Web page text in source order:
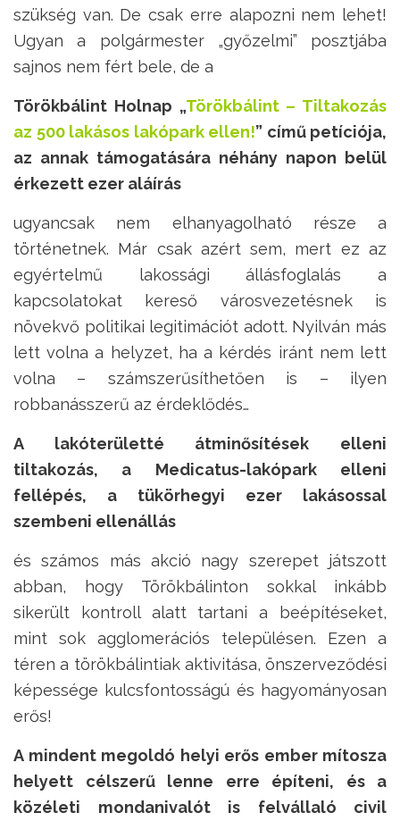
szükség van. De csak erre alapozni nem lehet!
Ugyan a polgármester „győzelmi” posztjába
sajnos nem fért bele, de a
Törökbálint Holnap „Törökbálint – Tiltakozás
az 500 lakásos lakópark ellen!” című petíciója,
az annak támogatására néhány napon belül
érkezett ezer aláírás
ugyancsak nem elhanyagolható része a
történetnek. Már csak azért sem, mert ez az
egyértelmű lakossági állásfoglalás a
kapcsolatokat kereső városvezetésnek is
növekvő politikai legitimációt adott. Nyilván más
lett volna a helyzet, ha a kérdés iránt nem lett
volna – számszerűsíthetően is – ilyen
robbanásszerű az érdeklődés…
A lakóterületté átminősítések elleni
tiltakozás, a Medicatus-lakópark elleni
fellépés, a tükörhegyi ezer lakásossal
szembeni ellenállás
és számos más akció nagy szerepet játszott
abban, hogy Törökbálinton sokkal inkább
sikerült kontroll alatt tartani a beépítéseket,
mint sok agglomerációs településen. Ezen a
téren a törökbálintiak aktivitása, önszerveződési
képessége kulcsfontosságú és hagyományosan
erős!
A mindent megoldó helyi erős ember mítosza
helyett célszerű lenne erre építeni, és a
közéleti mondanivalót is felvállaló civil